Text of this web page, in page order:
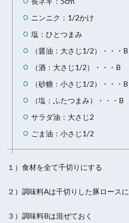
ニンニク：1/2かけ
塩：ひとつまみ
（醤油：大さじ1/2）・・・B
（酒：大さじ1/2）・・・B
（砂糖：小さじ1/2）・・・B
（塩：ふたつまみ）・・・B
サラダ油：大さじ2
ごま油：小さじ1/2
１）食材を全て千切りにする
２）調味料Aは千切りした豚ロース
３）調味料Bは混ぜておく